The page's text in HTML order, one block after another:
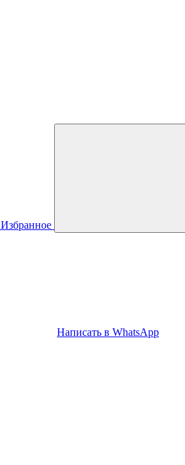
Избранное
Написать в WhatsApp